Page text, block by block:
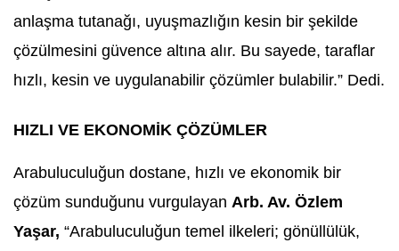
anlaşma tutanağı, uyuşmazlığın kesin bir şekilde
çözülmesini güvence altına alır. Bu sayede, taraflar
hızlı, kesin ve uygulanabilir çözümler bulabilir.” Dedi.
HIZLI VE EKONOMİK ÇÖZÜMLER
Arabuluculuğun dostane, hızlı ve ekonomik bir
çözüm sunduğunu vurgulayan Arb. Av. Özlem
Yaşar, “Arabuluculuğun temel ilkeleri; gönüllülük,